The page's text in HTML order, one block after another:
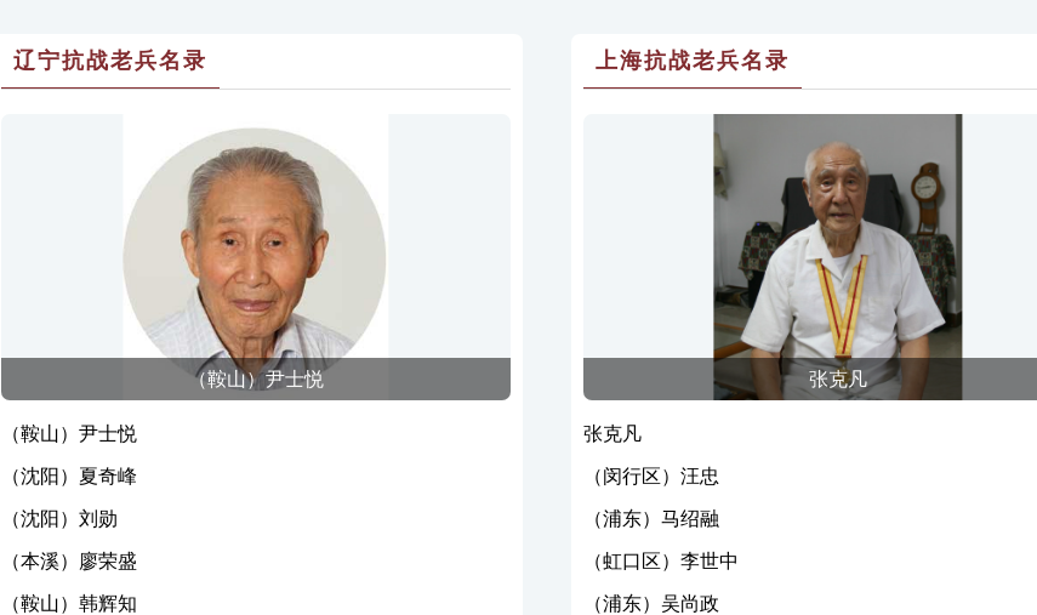
辽宁抗战老兵名录
（鞍山）尹士悦
（鞍山）尹士悦
（沈阳）夏奇峰
（沈阳）刘勋
（本溪）廖荣盛
（鞍山）韩辉知
上海抗战老兵名录
张克凡
张克凡
（闵行区）汪忠
（浦东）马绍融
（虹口区）李世中
（浦东）吴尚政